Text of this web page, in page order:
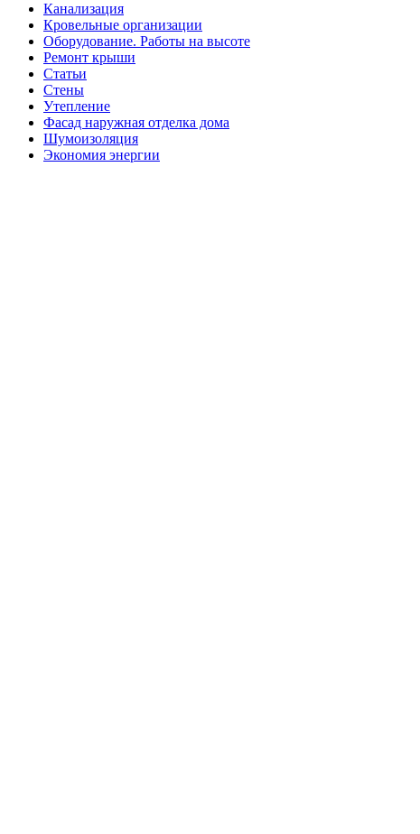
Канализация
Кровельные организации
Оборудование. Работы на высоте
Ремонт крыши
Статьи
Стены
Утепление
Фасад наружная отделка дома
Шумоизоляция
Экономия энергии